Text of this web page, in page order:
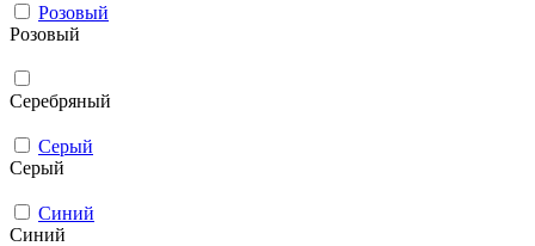
Розовый
Розовый
Серебряный
Серый
Серый
Синий
Синий